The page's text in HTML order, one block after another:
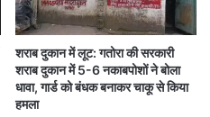
शराब दुकान में लूट: गतोरा की सरकारी
शराब दुकान में 5-6 नकाबपोशों ने बोला
धावा, गार्ड को बंधक बनाकर चाकू से किया
हमला